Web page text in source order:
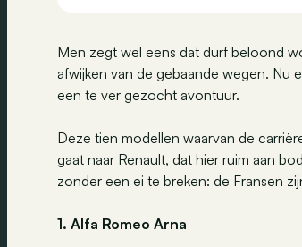
Men zegt wel eens dat durf beloond
afwijken van de gebaande wegen. Nu
een te ver gezocht avontuur.
Deze tien modellen waarvan de
gaat naar Renault, dat hier ruim aan
zonder een ei te breken: de Fransen
1. Alfa Romeo Arna